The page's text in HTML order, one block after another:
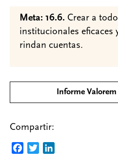
Meta: 16.6. Crear a
institucionales eficaces
rindan cuentas.
Informe
Compartir: